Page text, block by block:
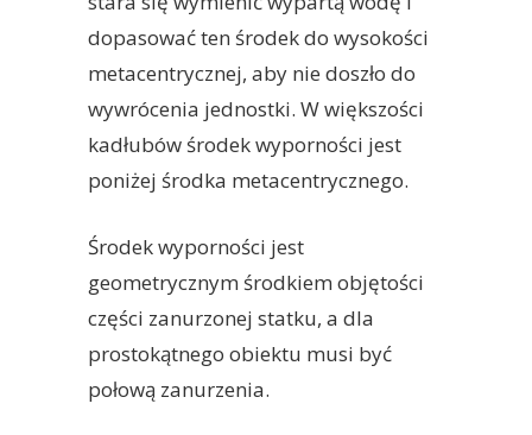
dopasować ten środek do wysokości
metacentrycznej, aby nie doszło do
wywrócenia jednostki. W większości
kadłubów środek wyporności jest
poniżej środka metacentrycznego.
Środek wyporności jest
geometrycznym środkiem objętości
części zanurzonej statku, a dla
prostokątnego obiektu musi być
połową zanurzenia.